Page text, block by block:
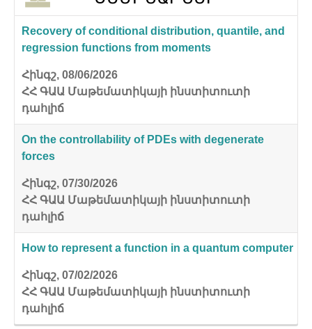
Recovery of conditional distribution, quantile, and
regression functions from moments
Հինգշ, 08/06/2026
ՀՀ ԳԱԱ Մաթեմատիկայի ինստիտուտի
դահլիճ
On the controllability of PDEs with degenerate
forces
Հինգշ, 07/30/2026
ՀՀ ԳԱԱ Մաթեմատիկայի ինստիտուտի
դահլիճ
How to represent a function in a quantum computer
Հինգշ, 07/02/2026
ՀՀ ԳԱԱ Մաթեմատիկայի ինստիտուտի
դահլիճ